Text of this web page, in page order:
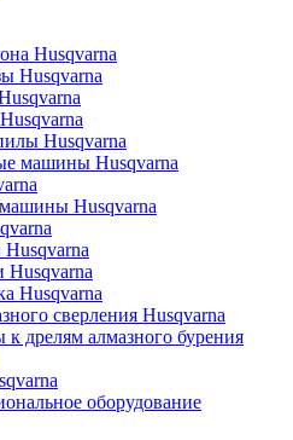
Husqvarna
Husqvarna
Husqvarna
машины Husqvarna
Husqvarna
Husqvarna
Husqvarna
сверления Husqvarna
к дрелям алмазного бурения
оборудование